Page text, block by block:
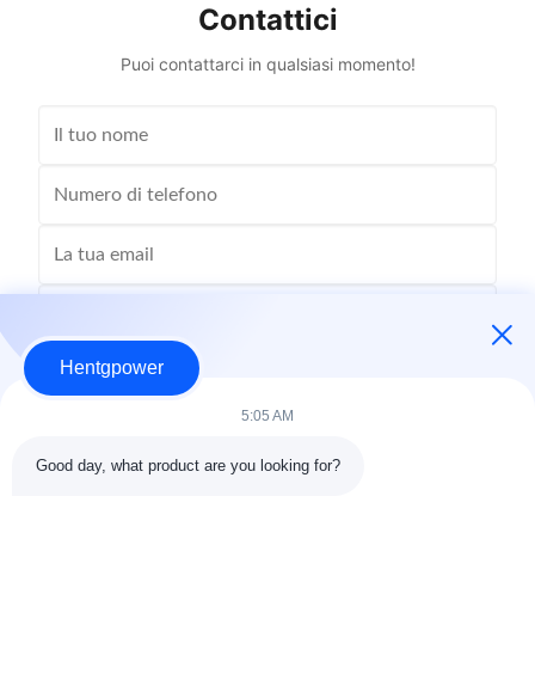
Contattici
Puoi contattarci in qualsiasi momento!
Hentgpower
5:05 AM
Good day, what product are you looking for?